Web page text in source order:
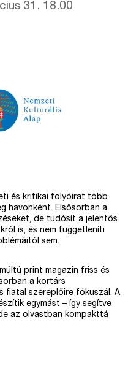
31. 18.00
és kritikai folyóirat több
havonként. Elsősorban a
de tudósít a jelentős
is, és nem függetleníti
sem.
print magazin friss és
a kortárs
fiatal szereplőire fókuszál. A
egymást – így segítve
az olvastban kompakttá